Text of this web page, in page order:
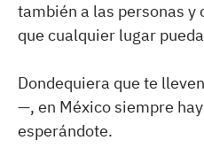
también a las personas y
que cualquier lugar
Dondequiera que te
—, en México siempre
esperándote.